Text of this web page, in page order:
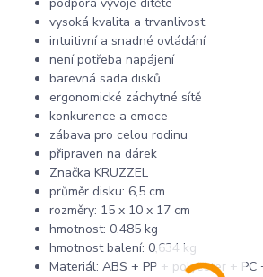
vysoká kvalita a trvanlivost
intuitivní a snadné ovládání
není potřeba napájení
barevná sada disků
ergonomické záchytné sítě
konkurence a emoce
zábava pro celou rodinu
připraven na dárek
Značka KRUZZEL
průměr disku: 6,5 cm
rozměry: 15 x 10 x 17 cm
hmotnost: 0,485 kg
hmotnost balení: 0,634 kg
Materiál: ABS + PP + polyester + PC